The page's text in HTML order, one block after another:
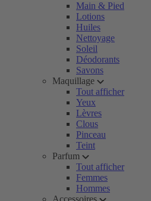
Main & Pied
Lotions
Huiles
Nettoyage
Soleil
Déodorants
Savons
Maquillage
Tout afficher
Yeux
Lèvres
Clous
Pinceau
Teint
Parfum
Tout afficher
Femmes
Hommes
Accessoires